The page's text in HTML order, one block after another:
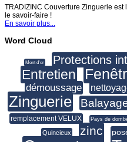
TRADIZINC Couverture Zinguerie
le savoir-faire !
En savoir plus...
Word Cloud
Mont d'or Protections
Entretien
démoussage
Zinguerie
remplacement VELUX Pays de
Quincieux zinc